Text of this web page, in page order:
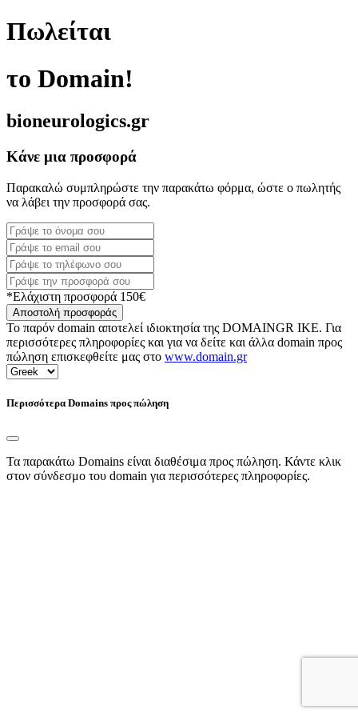
Πωλείται
το Domain!
bioneurologics.gr
Κάνε μια προσφορά
Παρακαλώ συμπληρώστε την παρακάτω φόρμα, ώστε ο πωλητής
να λάβει την προσφορά σας.
*Ελάχιστη προσφορά 150€
Αποστολή προσφοράς
Το παρόν domain αποτελεί ιδιοκτησία της DOMAINGR ΙΚΕ. Για
περισσότερες πληροφορίες και για να δείτε και άλλα domain προς
πώληση επισκεφθείτε μας στο www.domain.gr
Περισσότερα Domains προς πώληση
Τα παρακάτω Domains είναι διαθέσιμα προς πώληση. Κάντε κλικ
στον σύνδεσμο του domain για περισσότερες πληροφορίες.